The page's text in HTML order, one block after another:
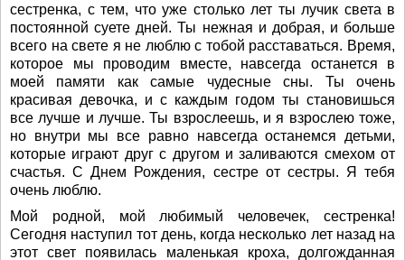
сестренка, с тем, что уже столько лет ты лучик света в
постоянной суете дней. Ты нежная и добрая, и больше
всего на свете я не люблю с тобой расставаться. Время,
которое мы проводим вместе, навсегда останется в
моей памяти как самые чудесные сны. Ты очень
красивая девочка, и с каждым годом ты становишься
все лучше и лучше. Ты взрослеешь, и я взрослею тоже,
но внутри мы все равно навсегда останемся детьми,
которые играют друг с другом и заливаются смехом от
счастья. С Днем Рождения, сестре от сестры. Я тебя
очень люблю.
Мой родной, мой любимый человечек, сестренка!
Сегодня наступил тот день, когда несколько лет назад на
этот свет появилась маленькая кроха, долгожданная